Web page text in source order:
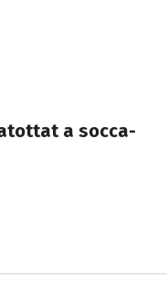
a socca-